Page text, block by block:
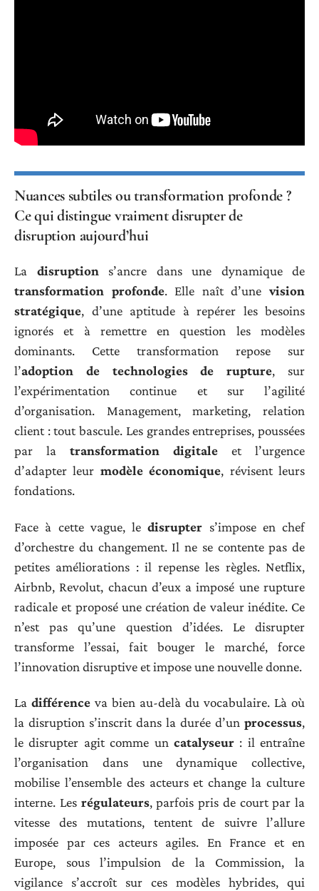
Nuances subtiles ou transformation profonde ?
Ce qui distingue vraiment disrupter de
disruption aujourd’hui
La disruption s’ancre dans une dynamique de
transformation profonde. Elle naît d’unevision
stratégique, d’une aptitude à repérer les besoins
ignorés et à remettre en question les modèles
dominants. Cette transformation repose sur
l’adoption de technologies de rupture, sur
l’expérimentation continue et sur l’agilité
d’organisation. Management, marketing, relation
client : tout bascule. Les grandes entreprises, poussées
par la transformation digitale et l’urgence
d’adapter leur modèle économique, révisent leurs
fondations.
Face à cette vague, ledisrupter s’impose en chef
d’orchestre du changement. Il ne se contente pas de
petites améliorations : il repense les règles. Netflix,
Airbnb, Revolut, chacun d’eux a imposé une rupture
radicale et proposé une création de valeur inédite. Ce
n’est pas qu’une question d’idées. Le disrupter
transforme l’essai, fait bouger le marché, force
l’innovation disruptive et impose une nouvelle donne.
La différence va bien au-delà du vocabulaire. Là où
la disruption s’inscrit dans la durée d’un processus,
le disrupter agit comme un catalyseur: il entraîne
l’organisation dans une dynamique collective,
mobilise l’ensemble des acteurs et change la culture
interne. Les régulateurs, parfois pris de court par la
vitesse des mutations, tentent de suivre l’allure
imposée par ces acteurs agiles. En France et en
Europe, sous l’impulsion de la Commission, la
vigilance s’accroît sur ces modèles hybrides, qui